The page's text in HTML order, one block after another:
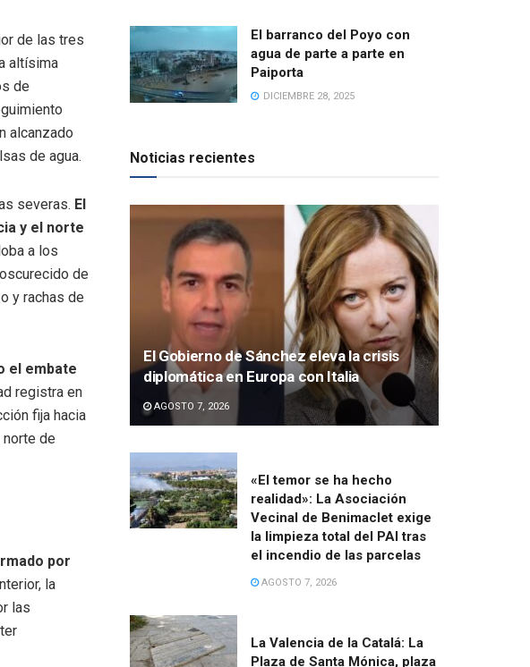
de las tres
altísima
de
alcanzado
de agua.
severas. El
y el norte
a los
de
y rachas de
el embate
registra en
fija hacia
de
por
la
las
El barranco del Poyo con
agua de parte a parte en
Paiporta
DICIEMBRE 28, 2025
Noticias recientes
El Gobierno de Sánchez eleva la crisis
diplomática en Europa con Italia
AGOSTO 7, 2026
«El temor se ha hecho
realidad»: La Asociación
Vecinal de Benimaclet exige
la limpieza total del PAI tras
el incendio de las parcelas
AGOSTO 7, 2026
La Valencia de la Catalá: La
Plaza de Santa Mónica, plaza